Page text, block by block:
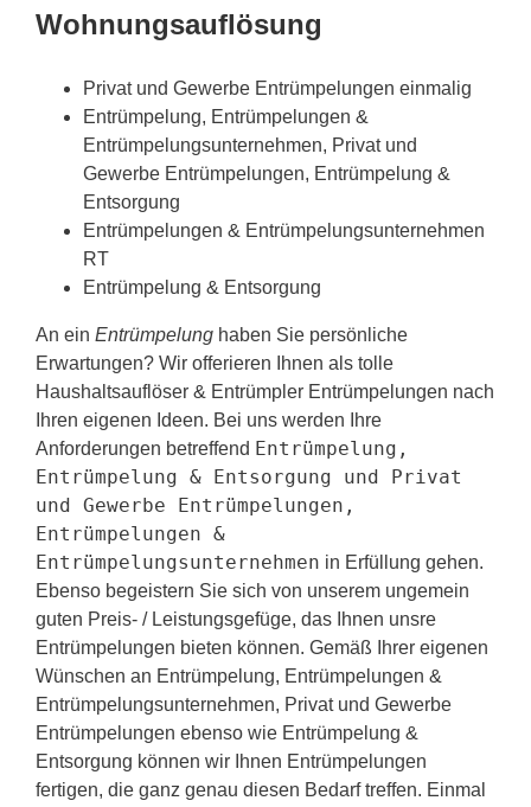
Wohnungsauflösung
Privat und Gewerbe Entrümpelungen einmalig
Entrümpelung, Entrümpelungen &
Entrümpelungsunternehmen, Privat und
Gewerbe Entrümpelungen, Entrümpelung &
Entsorgung
Entrümpelungen & Entrümpelungsunternehmen
RT
Entrümpelung & Entsorgung
An ein Entrümpelung haben Sie persönliche
Erwartungen? Wir offerieren Ihnen als tolle
Haushaltsauflöser & Entrümpler Entrümpelungen nach
Ihren eigenen Ideen. Bei uns werden Ihre
Anforderungen betreffend Entrümpelung,
Entrümpelung & Entsorgung und Privat
und Gewerbe Entrümpelungen,
Entrümpelungen &
Entrümpelungsunternehmen in Erfüllung gehen.
Ebenso begeistern Sie sich von unserem ungemein
guten Preis- / Leistungsgefüge, das Ihnen unsre
Entrümpelungen bieten können. Gemäß Ihrer eigenen
Wünschen an Entrümpelung, Entrümpelungen &
Entrümpelungsunternehmen, Privat und Gewerbe
Entrümpelungen ebenso wie Entrümpelung &
Entsorgung können wir Ihnen Entrümpelungen
fertigen, die ganz genau diesen Bedarf treffen. Einmal